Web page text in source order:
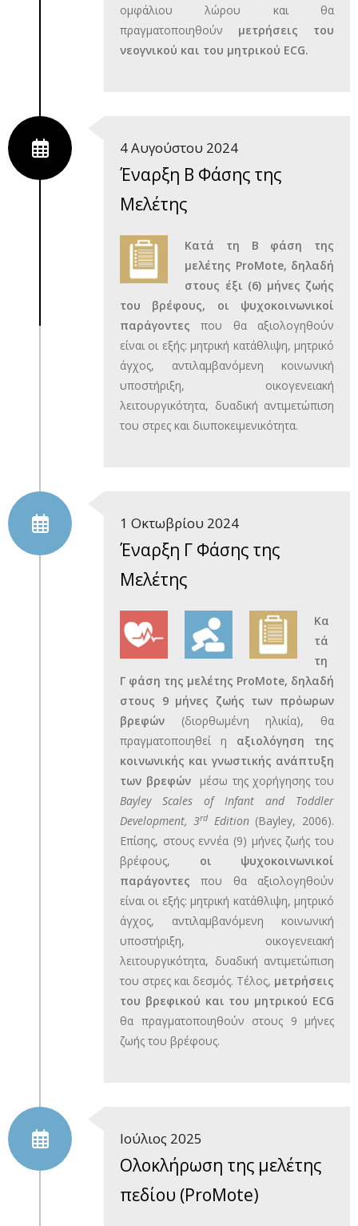
ομφάλιου λώρου και θα
πραγματοποιηθούν μετρήσεις του
νεογνικού και του μητρικού ECG.
4 Αυγούστου 2024
Έναρξη Β Φάσης της
Μελέτης
Κατά τη Β φάση της
μελέτης ProMote, δηλαδή
στους έξι (6) μήνες ζωής
του βρέφους, οι ψυχοκοινωνικοί
παράγοντες που θα αξιολογηθούν
είναι οι εξής: μητρική κατάθλιψη, μητρικό
άγχος, αντιλαμβανόμενη κοινωνική
υποστήριξη, οικογενειακή
λειτουργικότητα, δυαδική αντιμετώπιση
του στρες και διυποκειμενικότητα.
1 Οκτωβρίου 2024
Έναρξη Γ Φάσης της
Μελέτης
Κα
τά
τη
Γ φάση της μελέτης ProMote, δηλαδή
στους 9 μήνες ζωής των πρόωρων
βρεφών (διορθωμένη ηλικία), θα
πραγματοποιηθεί η αξιολόγηση της
κοινωνικής και γνωστικής ανάπτυξη
των βρεφώνμέσω της χορήγησης του
Bayley
Scales of Infant and
Toddler
Development, 3rd Edition(Bayley, 2006).
Επίσης, στους εννέα (9) μήνες ζωής του
βρέφους, οι ψυχοκοινωνικοί
παράγοντες που θα αξιολογηθούν
είναι οι εξής: μητρική κατάθλιψη, μητρικό
άγχος, αντιλαμβανόμενη κοινωνική
υποστήριξη, οικογενειακή
λειτουργικότητα, δυαδική αντιμετώπιση
του στρες και δεσμός. Τέλος, μετρήσεις
του βρεφικού και του μητρικού ECG
θα πραγματοποιηθούν στους 9 μήνες
ζωής του βρέφους.
Ιούλιος 2025
Oλοκλήρωση της μελέτης
πεδίου (ProMote)